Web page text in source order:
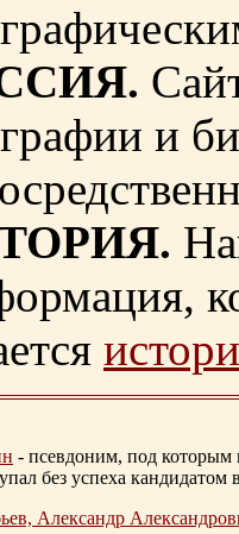
и
- псевдоним, под которым
без успеха
Александр